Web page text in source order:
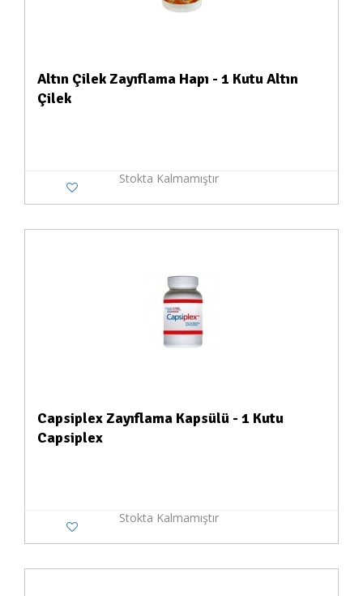
Altın Çilek Zayıflama Hapı - 1 Kutu Altın
Çilek
Stokta Kalmamıştır
Capsiplex Zayıflama Kapsülü - 1 Kutu
Capsiplex
Stokta Kalmamıştır